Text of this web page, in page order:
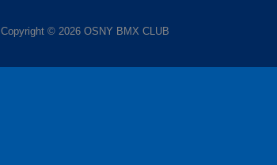
Copyright © 2026 OSNY BMX CLUB